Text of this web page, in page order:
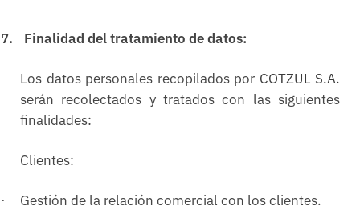
7. Finalidad del tratamiento de datos:
Los datos personales recopilados por COTZUL S.A.
serán recolectados y tratados con las siguientes
finalidades:
Clientes:
· Gestión de la relación comercial con los clientes.